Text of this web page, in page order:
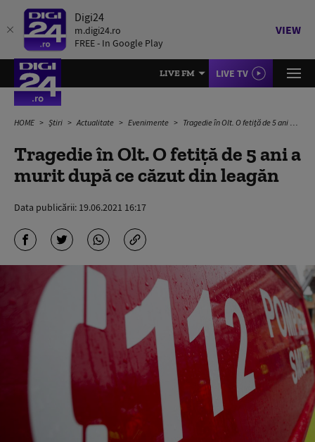
Digi24
m.digi24.ro
FREE - In Google Play
VIEW
LIVE FM LIVE TV
HOME Știri Actualitate Evenimente Tragedie în Olt. O fetiță de 5 ani a murit după ce căzut din leagăn
Tragedie în Olt. O fetiță de 5 ani a
murit după ce căzut din leagăn
Data publicării: 19.06.2021 16:17